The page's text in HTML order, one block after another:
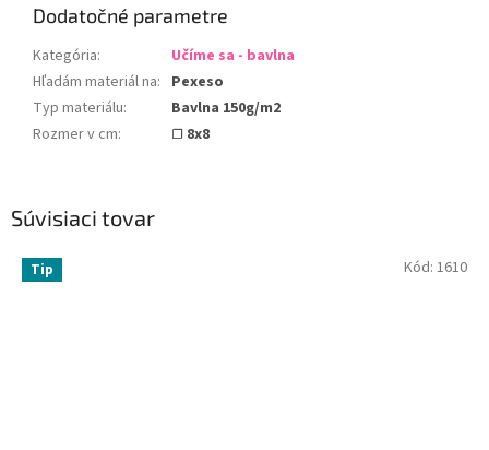
Súvisiaci tovar
Tip Kód: 1610
Dodatočné parametre
Kategória:
Učíme sa - bavlna
Hľadám materiál na: Pexeso
Typ materiálu:
Bavlna 150g/m2
Rozmer v cm: ☐ 8x8